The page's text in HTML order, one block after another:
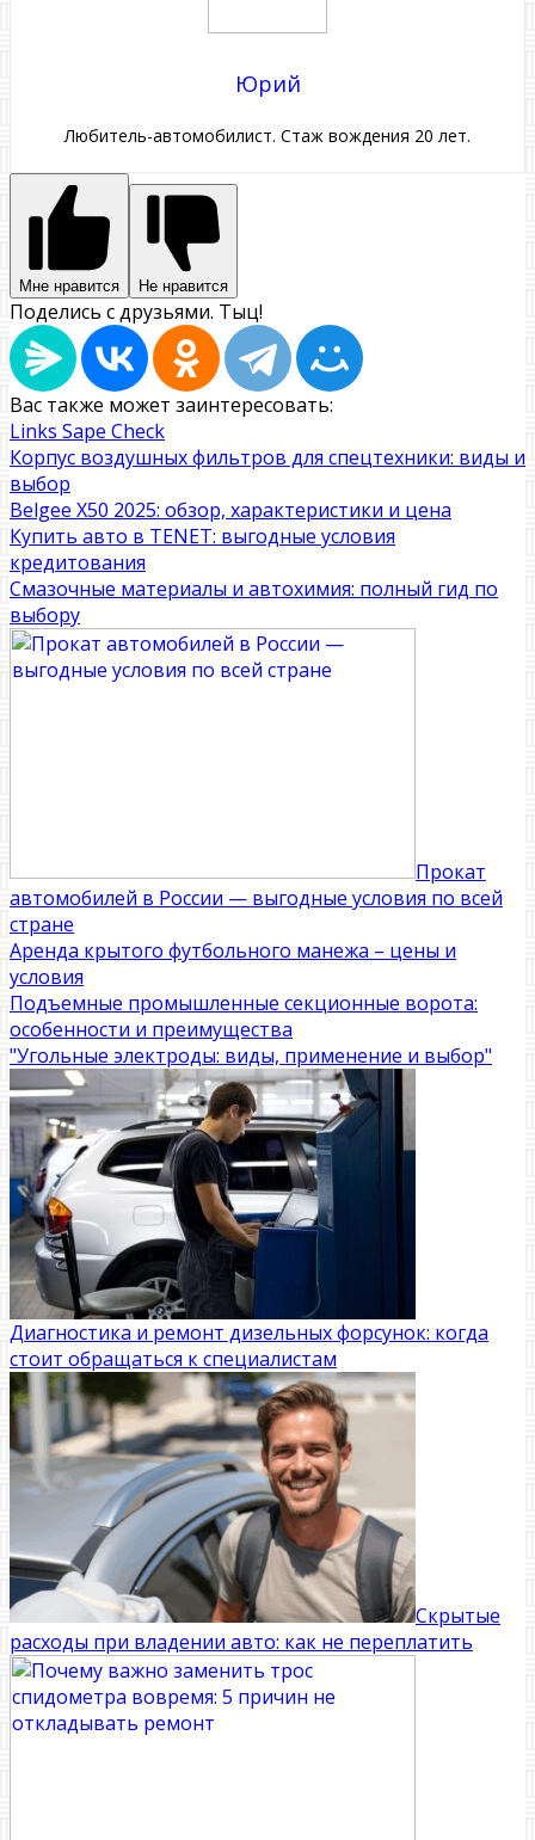
Юрий
Любитель-автомобилист. Стаж вождения 20 лет.
Мне нравится Не нравится
Поделись с друзьями. Тыц!
Вас также может заинтересовать:
Links Sape Check
Корпус воздушных фильтров для спецтехники: виды и
выбор
Belgee X50 2025: обзор, характеристики и цена
Купить авто в TENET: выгодные условия
кредитования
Смазочные материалы и автохимия: полный гид по
выбору
Прокат
автомобилей в России — выгодные условия по всей
стране
Аренда крытого футбольного манежа – цены и
условия
Подъемные промышленные секционные ворота:
особенности и преимущества
"Угольные электроды: виды, применение и выбор"
Диагностика и ремонт дизельных форсунок: когда
стоит обращаться к специалистам
Скрытые
расходы при владении авто: как не переплатить